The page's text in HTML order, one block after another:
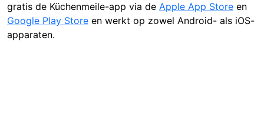
gratis de Küchenmeile-app via de Apple App Store en
Google Play Store en werkt op zowel Android- als iOS-
apparaten.